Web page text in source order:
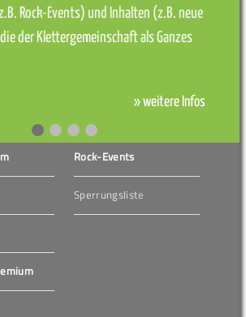
Rock-Events) und Inhalten (z.B. neue
der Klettergemeinschaft als Ganzes
» weitere Infos
Rock-Events
Sperrungsliste